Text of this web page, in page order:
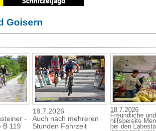
Goisern
-
B 119
18.7.2026
Auch nach mehreren
Stunden Fahrzeit
18.7.2026
Freundliche und
hilfsbereite
bei den